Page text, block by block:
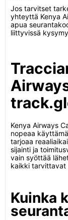
Jos tarvitset
yhteyttä Kenya
apua
liittyvissä
Kenya Airways
nopeaa
tarjoaa
sijainti ja
vain syöttää
kaikki tarvittavat
Kuinka